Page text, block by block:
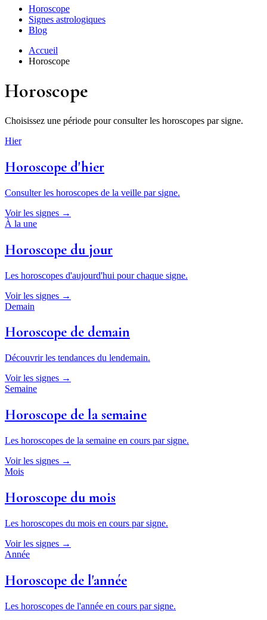
Horoscope
Signes astrologiques
Blog
Accueil
Horoscope
Horoscope
Choisissez une période pour consulter les horoscopes par signe.
Hier
Horoscope d'hier
Consulter les horoscopes de la veille par signe.
Voir les signes →
À la une
Horoscope du jour
Les horoscopes d'aujourd'hui pour chaque signe.
Voir les signes →
Demain
Horoscope de demain
Découvrir les tendances du lendemain.
Voir les signes →
Semaine
Horoscope de la semaine
Les horoscopes de la semaine en cours par signe.
Voir les signes →
Mois
Horoscope du mois
Les horoscopes du mois en cours par signe.
Voir les signes →
Année
Horoscope de l'année
Les horoscopes de l'année en cours par signe.